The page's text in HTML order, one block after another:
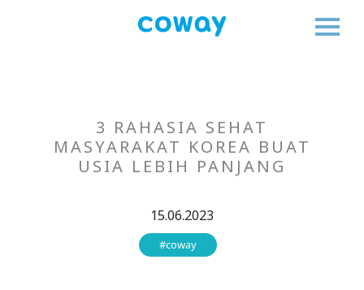
3 RAHASIA SEHAT
MASYARAKAT KOREA BUAT
USIA LEBIH PANJANG
15.06.2023
#coway